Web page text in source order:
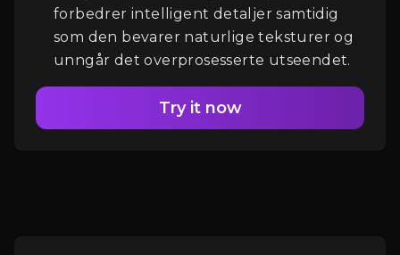
forbedrer intelligent detaljer samtidig
som den bevarer naturlige teksturer og
unngår det overprosesserte utseendet.
Try it now